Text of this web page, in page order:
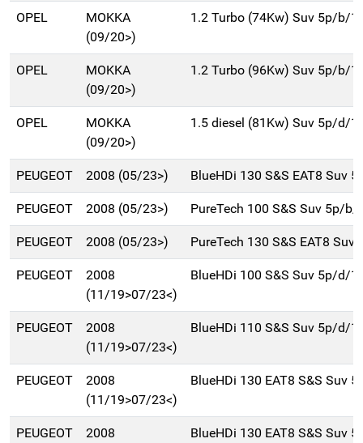
OPEL
MOKKA
(09/20>)
1.2 Turbo (74Kw) Suv 5p/b/
OPEL
MOKKA
(09/20>)
1.2 Turbo (96Kw) Suv 5p/b/
OPEL
MOKKA
(09/20>)
1.5 diesel (81Kw) Suv 5p/d/
PEUGEOT 2008 (05/23>) BlueHDi 130 S&S EAT8 Suv
PEUGEOT 2008 (05/23>) PureTech 100 S&S Suv 5p/b/
PEUGEOT 2008 (05/23>) PureTech 130 S&S EAT8
PEUGEOT
2008
(11/19>07/23<)
BlueHDi 100 S&S Suv 5p/d/
PEUGEOT
2008
(11/19>07/23<)
BlueHDi 110 S&S Suv 5p/d/
PEUGEOT
2008
(11/19>07/23<)
BlueHDi 130 EAT8 S&S Suv
PEUGEOT
2008
BlueHDi 130 EAT8 S&S Suv